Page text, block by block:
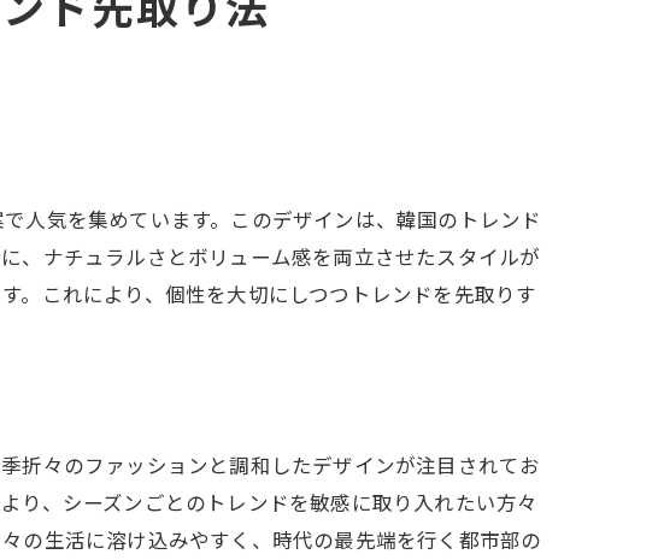
ンの魅力
人気を集めています。このデザインは、韓国のトレンド
、ナチュラルさとボリューム感を両立させたスタイルが
。これにより、個性を大切にしつつトレンドを先取りす
折々のファッションと調和したデザインが注目されてお
り、シーズンごとのトレンドを敏感に取り入れたい方々
の生活に溶け込みやすく、時代の最先端を行く都市部の